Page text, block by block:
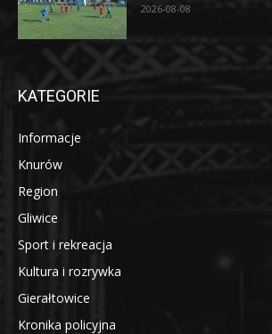
2026-08-08
KATEGORIE
Informacje
Knurów
Region
Gliwice
Sport i rekreacja
Kultura i rozrywka
Gierałtowice
Kronika policyjna